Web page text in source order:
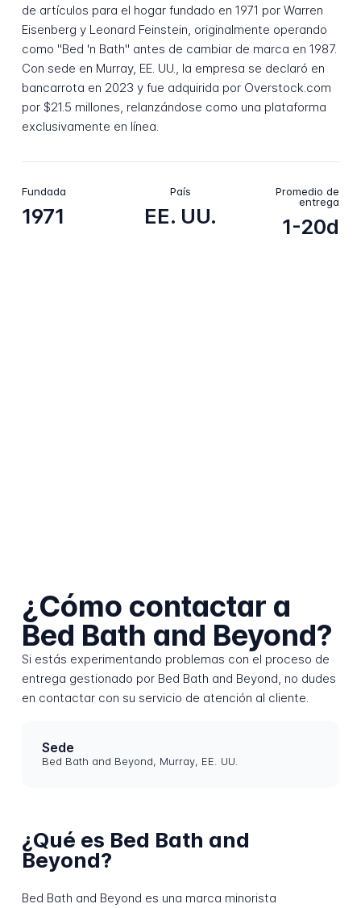
de artículos para el hogar fundado en 1971 por Warren
Eisenberg y Leonard Feinstein, originalmente operando
como "Bed 'n Bath" antes de cambiar de marca en 1987.
Con sede en Murray, EE. UU., la empresa se declaró en
bancarrota en 2023 y fue adquirida por Overstock.com
por $21.5 millones, relanzándose como una plataforma
exclusivamente en línea.
Fundada
1971
País
EE. UU.
Promedio de
entrega
1-20d
¿Cómo contactar a
Bed Bath and Beyond?
Si estás experimentando problemas con el proceso de
entrega gestionado por Bed Bath and Beyond, no dudes
en contactar con su servicio de atención al cliente.
Sede
Bed Bath and Beyond, Murray, EE. UU.
¿Qué es Bed Bath and
Beyond?
Bed Bath and Beyond es una marca minorista